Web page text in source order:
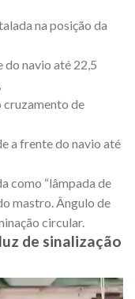
na posição da
do navio até 22,5
cruzamento de
a frente do navio até
como “lâmpada de
mastro. Ângulo de
circular.
de sinalização